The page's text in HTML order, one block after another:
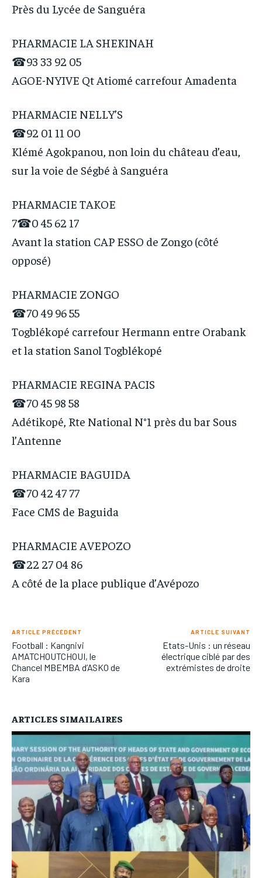
Près du Lycée de Sanguéra
PHARMACIE LA SHEKINAH
☎93 33 92 05
AGOE-NYIVE Qt Atiomé carrefour Amadenta
PHARMACIE NELLY’S
☎92 01 11 00
Klémé Agokpanou, non loin du château d’eau,
sur la voie de Ségbé à Sanguéra
PHARMACIE TAKOE
7☎0 45 62 17
Avant la station CAP ESSO de Zongo (côté
opposé)
PHARMACIE ZONGO
☎70 49 96 55
Togblékopé carrefour Hermann entre Orabank
et la station Sanol Togblékopé
PHARMACIE REGINA PACIS
☎70 45 98 58
Adétikopé, Rte National N°1 près du bar Sous
l’Antenne
PHARMACIE BAGUIDA
☎70 42 47 77
Face CMS de Baguida
PHARMACIE AVEPOZO
☎22 27 04 86
A côté de la place publique d’Avépozo
ARTICLE PRÉCÉDENT
Football : Kangnivi
AMATCHOUTCHOUI, le
Chancel MBEMBA d’ASKO de
Kara
ARTICLE SUIVANT
Etats-Unis : un réseau
électrique ciblé par des
extrémistes de droite
ARTICLES SIMAILAIRES